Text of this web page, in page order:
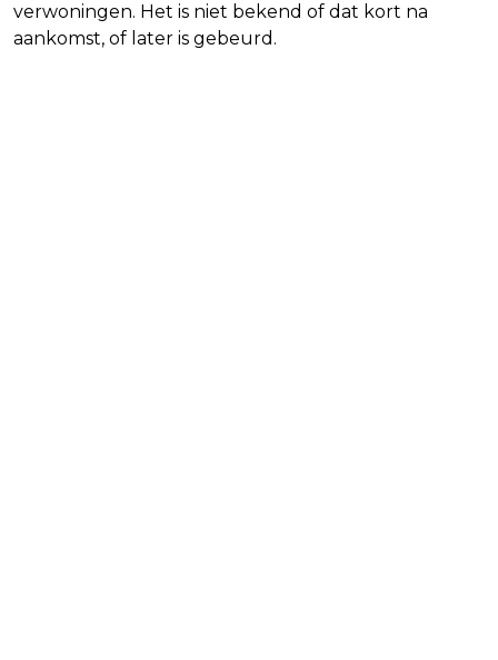
verwoningen. Het is niet bekend of dat kort na
aankomst, of later is gebeurd.